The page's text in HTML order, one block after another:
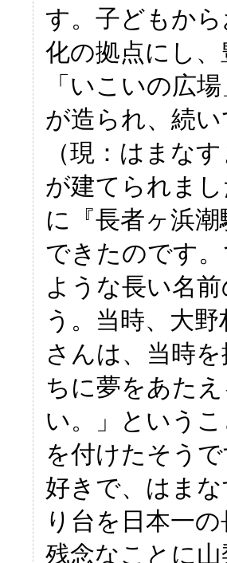
す。子どもか
化の拠点にし
「いこいの広
が造られ、続
（現：はまな
が建てられま
に『長者ヶ浜
できたのです
ような長い名
う。当時、大
さんは、当時
ちに夢をあた
い。」という
を付けたそう
好きで、はま
り台を日本一
残念なことに